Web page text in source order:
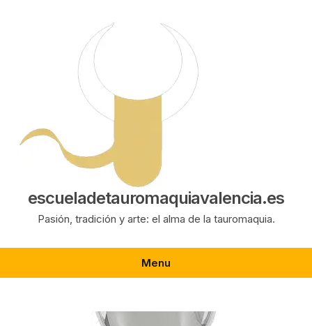
escueladetauromaquiavalencia.es
Pasión, tradición y arte: el alma de la tauromaquia.
Menu